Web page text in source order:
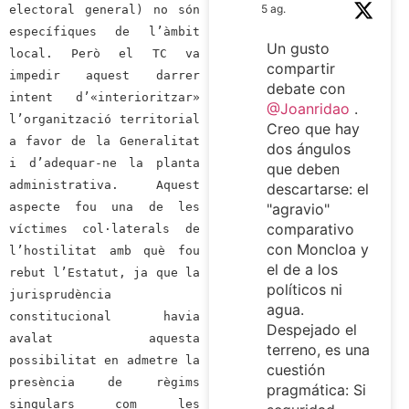
electoral general) no són
específiques de l’àmbit
local. Però el TC va
impedir aquest darrer
intent d’«interioritzar»
l’organització territorial
a favor de la Generalitat
i d’adequar-ne la planta
administrativa. Aquest
aspecte fou una de les
víctimes col·laterals de
l’hostilitat amb què fou
rebut l’Estatut, ja que la
jurisprudència
constitucional havia
avalat aquesta
possibilitat en admetre la
presència de règims
singulars com les
5 ag.
Un gusto
compartir
debate con
@Joanridao .
Creo que hay
dos ángulos
que deben
descartarse: el
"agravio"
comparativo
con Moncloa y
el de a los
políticos ni
agua.
Despejado el
terreno, es una
cuestión
pragmática: Si